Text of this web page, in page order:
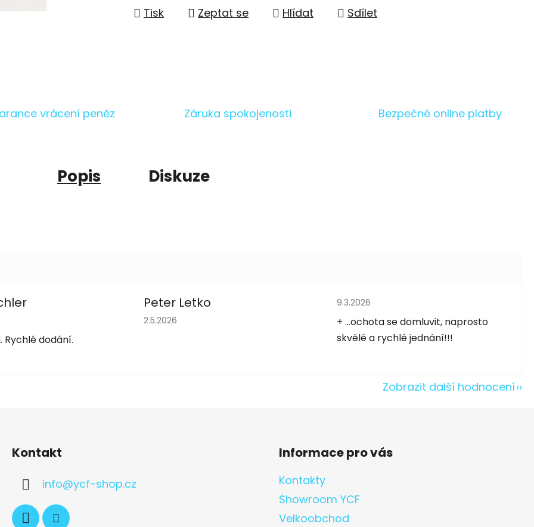
Tisk Zeptat se Hlídat Sdílet
vrácení peněz Záruka spokojenosti Bezpečné online platby
Popis Diskuze
je 5 z 5 hvězdiček.
Rychlé dodání.
Peter Letko
Hodnocení obchodu je 5 z 5 hvězdiček.
2.5.2026
Hodnocení obchodu je 5 z 5 hvězdiček.
9.3.2026
+ ...ochota se domluvit, naprosto
skvělé a rychlé jednání!!!
Zobrazit další hodnocení
Kontakt
info@ycf-shop.cz
Informace pro vás
Kontakty
Showroom YCF
Velkoobchod